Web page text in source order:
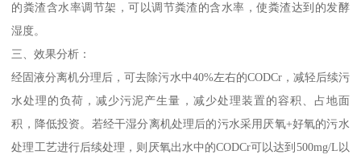
的粪渣含水率调节架，可以调节粪渣的含水率，使粪渣达到的发酵
湿度。
三、效果分析：
经固液分离机分理后，可去除污水中40%左右的CODCr，减轻后续污
水处理的负荷，减少污泥产生量，减少处理装置的容积、占地面
积，降低投资。若经干湿分离机处理后的污水采用厌氧+好氧的污水
处理工艺进行后续处理，则厌氧出水中的CODCr可以达到500mg/L以